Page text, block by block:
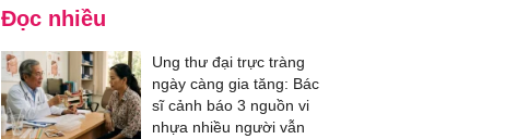
Đọc nhiều
Ung thư đại trực tràng
ngày càng gia tăng: Bác
sĩ cảnh báo 3 nguồn vi
nhựa nhiều người vẫn